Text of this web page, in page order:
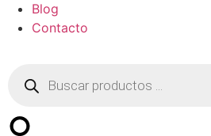
Blog
Contacto